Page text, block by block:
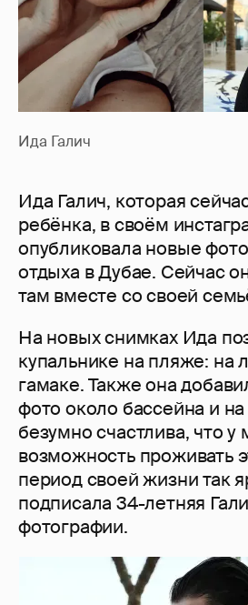
Ида Галич
Ида Галич, которая
ребёнка, в своём
опубликовала новые
отдыха в Дубае. Сейчас
там вместе со своей
На новых снимках Ида
купальнике на пляже: на
гамаке. Также она
фото около бассейна и
безумно счастлива, что у
возможность проживать
период своей жизни так
подписала 34-летняя
фотографии.